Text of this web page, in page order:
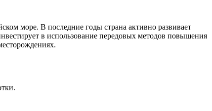
море. В последние годы страна активно развивает
в использование передовых методов повышения